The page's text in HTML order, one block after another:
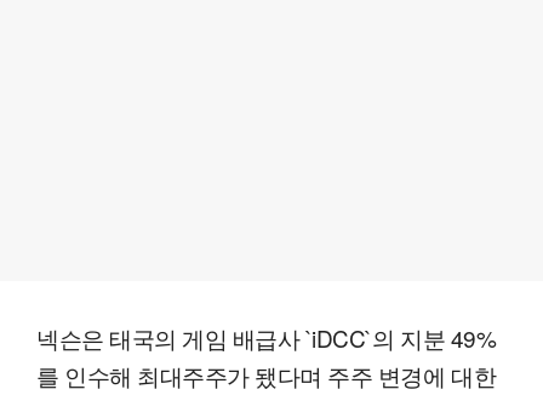
넥슨은 태국의 게임 배급사 `iDCC`의 지분 49%
를 인수해 최대주주가 됐다며 주주 변경에 대한